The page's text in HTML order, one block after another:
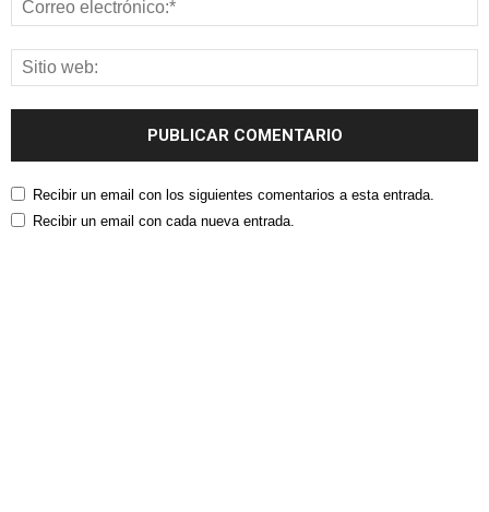
Recibir un email con los siguientes comentarios a esta entrada.
Recibir un email con cada nueva entrada.